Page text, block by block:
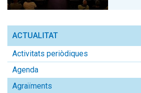
ACTUALITAT
Activitats periòdiques
Agenda
Agraïments